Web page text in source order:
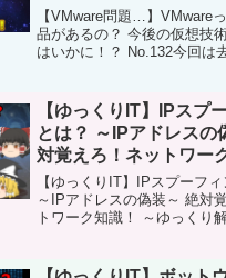
No.132
【VMware問題…】VMware
品があるの？ 今後の仮想技
はいかに！？ No.132今回は
であり、データセンターやク
【ゆっくりIT】IPスプ
とは？ ～IPアドレスの
対覚えろ！ネットワー
～ゆっくり解説ネット
No.065
【ゆっくりIT】IPスプーフ
～IPアドレスの偽装～ 絶対
トワーク知識！ ～ゆっくり
す。一般的にネットワーク